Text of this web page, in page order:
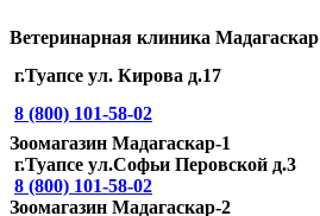
Ветеринарная клиника Мадагаскар
г.Туапсе ул. Кирова д.17
8 (800) 101-58-02
Зоомагазин Мадагаскар-1
г.Туапсе ул.Софьи Перовской д.3
8 (800) 101-58-02
Зоомагазин Мадагаскар-2